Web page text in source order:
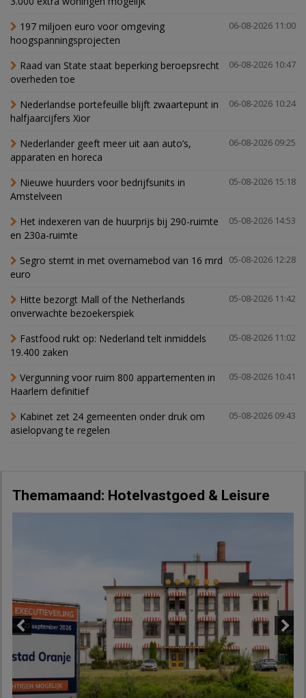
06-08-2026 11:00
197 miljoen euro voor omgeving
hoogspanningsprojecten
06-08-2026 10:47
Raad van State staat beperking beroepsrecht
overheden toe
06-08-2026 10:24
Nederlandse portefeuille blijft zwaartepunt in
halfjaarcijfers Xior
06-08-2026 09:25
Nederlander geeft meer uit aan auto’s,
apparaten en horeca
05-08-2026 15:18
Nieuwe huurders voor bedrijfsunits in
Amstelveen
05-08-2026 14:53
Het indexeren van de huurprijs bij 290-ruimte
en 230a-ruimte
05-08-2026 12:28
Segro stemt in met overnamebod van 16 mrd
euro
05-08-2026 11:42
Hitte bezorgt Mall of the Netherlands
onverwachte bezoekerspiek
05-08-2026 11:02
Fastfood rukt op: Nederland telt inmiddels
19.400 zaken
05-08-2026 10:41
Vergunning voor ruim 800 appartementen in
Haarlem definitief
05-08-2026 09:43
Kabinet zet 24 gemeenten onder druk om
asielopvang te regelen
Themamaand: Hotelvastgoed & Leisure
Next